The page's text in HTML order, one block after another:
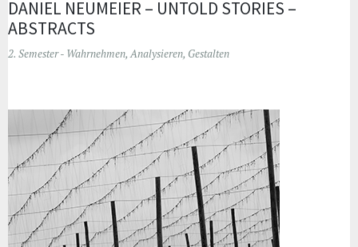
DANIEL NEUMEIER – UNTOLD STORIES –
ABSTRACTS
2. Semester - Wahrnehmen, Analysieren, Gestalten